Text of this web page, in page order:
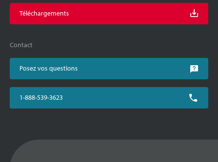
Téléchargements
Contact
Posez vos questions
1-888-539-3623